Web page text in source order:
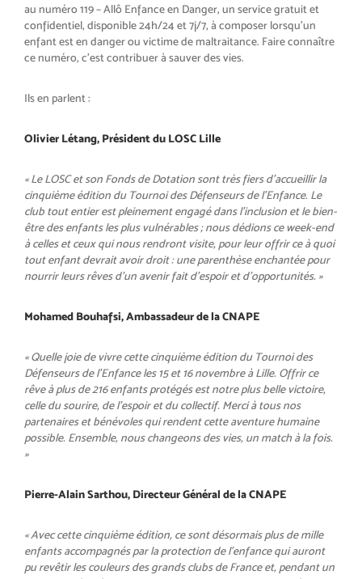
au numéro 119 – Allô Enfance en Danger, un service gratuit et
confidentiel, disponible 24h/24 et 7j/7, à composer lorsqu’un
enfant est en danger ou victime de maltraitance. Faire connaître
ce numéro, c’est contribuer à sauver des vies.
Ils en parlent :
Olivier Létang, Président du LOSC Lille
« Le LOSC et son Fonds de Dotation sont très fiers d’accueillir la
cinquième édition du Tournoi des Défenseurs de l’Enfance. Le
club tout entier est pleinement engagé dans l’inclusion et le bien-
être des enfants les plus vulnérables ; nous dédions ce week-end
à celles et ceux qui nous rendront visite, pour leur offrir ce à quoi
tout enfant devrait avoir droit : une parenthèse enchantée pour
nourrir leurs rêves d’un avenir fait d’espoir et d’opportunités. »
Mohamed Bouhafsi, Ambassadeur de la CNAPE
« Quelle joie de vivre cette cinquième édition du Tournoi des
Défenseurs de l’Enfance les 15 et 16 novembre à Lille. Offrir ce
rêve à plus de 216 enfants protégés est notre plus belle victoire,
celle du sourire, de l’espoir et du collectif. Merci à tous nos
partenaires et bénévoles qui rendent cette aventure humaine
possible. Ensemble, nous changeons des vies, un match à la fois.
»
Pierre-Alain Sarthou, Directeur Général de la CNAPE
« Avec cette cinquième édition, ce sont désormais plus de mille
enfants accompagnés par la protection de l’enfance qui auront
pu revêtir les couleurs des grands clubs de France et, pendant un